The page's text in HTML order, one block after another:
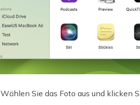
Wählen Sie das Foto aus und klicken